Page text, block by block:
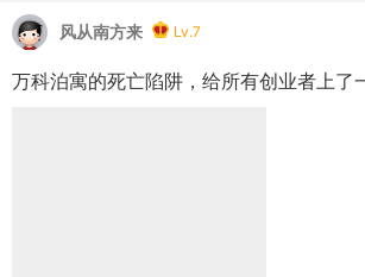
风从南方来 Lv.7
万科泊寓的死亡陷阱，给所有创业者上了